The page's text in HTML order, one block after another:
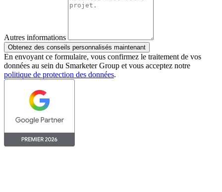
Autres informations
Obtenez des conseils personnalisés maintenant
En envoyant ce formulaire, vous confirmez le traitement de vos
données au sein du Smarketer Group et vous acceptez notre
politique de protection des données.